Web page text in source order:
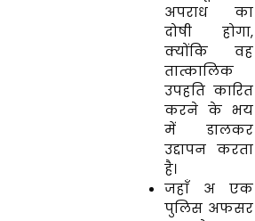
अपराध का
दोषी होगा,
क्योंकि वह
तात्कालिक
उपहति कारित
करने के भय
में डालकर
उद्दापन करता
है।
जहाँ अ एक
पुलिस अफसर